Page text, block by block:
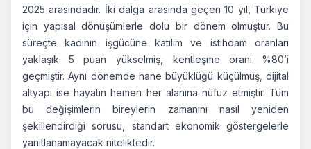
2025 arasındadır. İki dalga arasında geçen 10 yıl, Türkiye
için yapısal dönüşümlerle dolu bir dönem olmuştur. Bu
süreçte kadının işgücüne katılım ve istihdam oranları
yaklaşık 5 puan yükselmiş, kentleşme oranı %80’i
geçmiştir. Aynı dönemde hane büyüklüğü küçülmüş, dijital
altyapı ise hayatın hemen her alanına nüfuz etmiştir. Tüm
bu değişimlerin bireylerin zamanını nasıl yeniden
şekillendirdiği sorusu, standart ekonomik göstergelerle
yanıtlanamayacak niteliktedir.